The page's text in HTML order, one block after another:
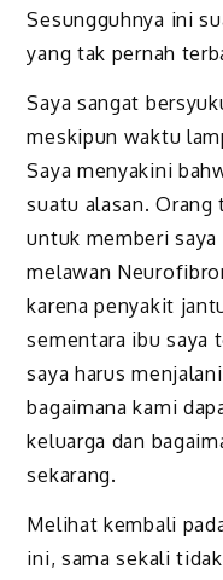
Sesungguhnya ini
yang tak pernah
Saya sangat
meskipun waktu
Saya menyakini
suatu alasan. Orang
untuk memberi
melawan
karena penyakit
sementara ibu saya
saya harus
bagaimana kami
keluarga dan
sekarang.
Melihat kembali
ini, sama sekali